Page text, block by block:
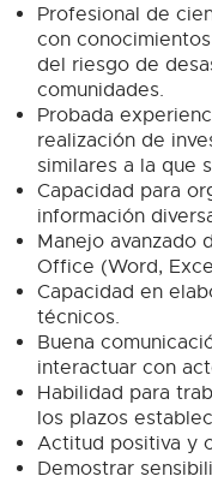
Profesional de
con
del riesgo de
comunidades.
Probada
realización de
similares a la que
Capacidad para
información
Manejo avanzado
Office (Word,
Capacidad en
técnicos.
Buena
interactuar con
Habilidad para
los plazos
Actitud positiva y
Demostrar